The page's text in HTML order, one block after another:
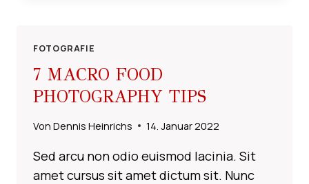
FOTOGRAFIE
7 MACRO FOOD
PHOTOGRAPHY TIPS
Von Dennis Heinrichs 14. Januar 2022
Sed arcu non odio euismod lacinia. Sit
amet cursus sit amet dictum sit. Nunc